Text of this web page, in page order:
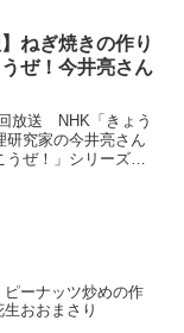
げを食べ比べてみて
ねぎ焼きの作り
ぜ！今井亮さん
放送 NHK「きょう
研究家の今井亮さん
ぜ！」シリーズか
ピーナッツ炒めの作
おおまさり